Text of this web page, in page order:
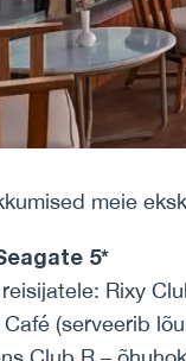
meie
5*
Rixy
(serveerib